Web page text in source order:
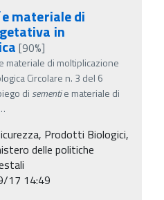
materiale di
in
[90%]
materiale di moltiplicazione
Circolare n. 3 del 6
di sementie materiale di
Prodotti Biologici,
delle politiche
17 14:49